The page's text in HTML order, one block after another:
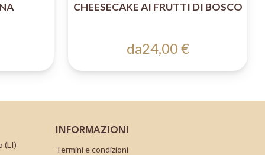
CHEESECAKE AI FRUTTI DI BOSCO
da24,00 €
(LI)
INFORMAZIONI
Termini e condizioni